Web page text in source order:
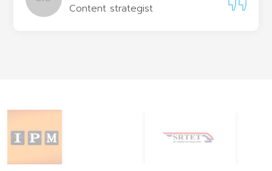
Content strategist